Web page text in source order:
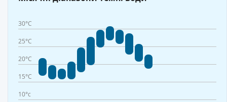
30°C
25°C
20°C
15°C
10°c